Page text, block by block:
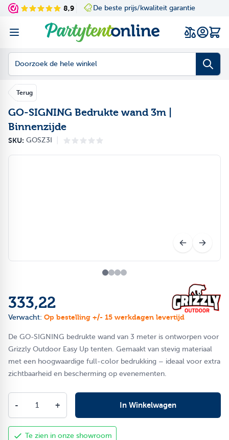
Ga naar de inhoud8,9 Navigating through
Press to skip the
De beste prijs/kwaliteit garantie
Terug
GO-SIGNING Bedrukte wand 3m |
Binnenzijde
SKU: GOSZ3I
333,22
Verwacht: Op bestelling +/- 15 werkdagen levertijd
De GO-SIGNING bedrukte wand van 3 meter is ontworpen voor
Grizzly Outdoor Easy Up tenten. Gemaakt van stevig materiaal
met een hoogwaardige full-color bedrukking – ideaal voor extra
zichtbaarheid en bescherming op evenementen.
- + In Winkelwagen
Te zien in onze showroom